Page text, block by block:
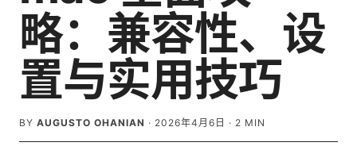
略：兼容性、设
置与实用技巧
BY AUGUSTO OHANIAN · 2026年4月6日 · 2 MIN